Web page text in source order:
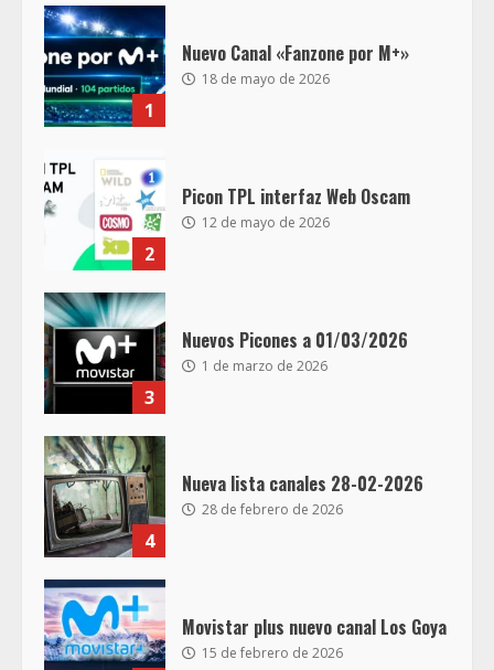
1
Nuevo Canal «Fanzone por M+»
18 de mayo de 2026
2
Picon TPL interfaz Web Oscam
12 de mayo de 2026
3
Nuevos Picones a 01/03/2026
1 de marzo de 2026
4
Nueva lista canales 28-02-2026
28 de febrero de 2026
Movistar plus nuevo canal Los Goya
15 de febrero de 2026